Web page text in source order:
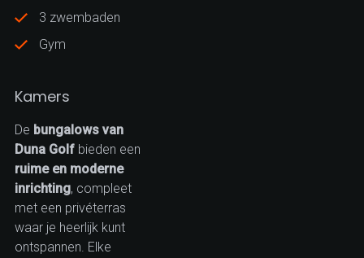
3 zwembaden
Gym
Kamers
De bungalows van
Duna Golfbieden een
ruime en moderne
inrichting, compleet
met een privéterras
waar je heerlijk kunt
ontspannen. Elke